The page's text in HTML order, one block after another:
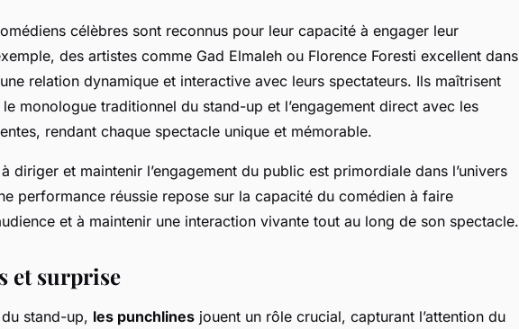
célèbres sont reconnus pour leur capacité à engager leur
des artistes comme Gad Elmaleh ou Florence Foresti excellent dans
une relation dynamique et interactive avec leurs spectateurs. Ils maîtrisent
le monologue traditionnel du stand-up et l’engagement direct avec les
rendant chaque spectacle unique et mémorable.
diriger et maintenir l’engagement du public est primordiale dans l’univers
performance réussie repose sur la capacité du comédien à faire
et à maintenir une interaction vivante tout au long de son spectacle.
et surprise
stand-up, les punchlines jouent un rôle crucial, capturant l’attention du